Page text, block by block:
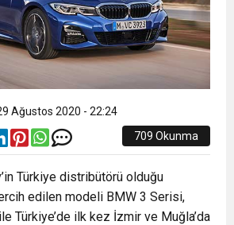
Ağustos 2020 - 22:24
709 Okunma
Türkiye distribütörü olduğu
edilen modeli BMW 3 Serisi,
Türkiye’de ilk kez İzmir ve Muğla’da